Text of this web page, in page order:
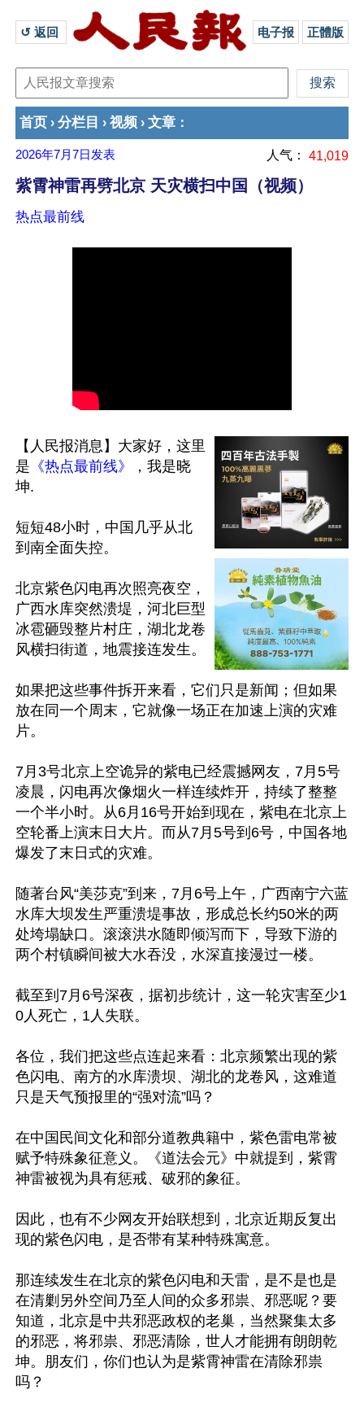
↺ 返回 电子报 正體版
首页 › 分栏目 › 视频 › 文章 ：
2026年7月7日 发表 人气： 41,019
紫霄神雷再劈北京 天灾横扫中国（视频）
热点最前线
【人民报消息】大家好，这里
是 《热点最前线》
，我是晓
坤.
短短48小时，中国几乎从北
到南全面失控。
北京紫色闪电再次照亮夜空，
广西水库突然溃堤，河北巨型
冰雹砸毁整片村庄，湖北龙卷
风横扫街道，地震接连发生。
如果把这些事件拆开来看，它们只是新闻；但如果
放在同一个周末，它就像一场正在加速上演的灾难
片。
7月3号北京上空诡异的紫电已经震撼网友，7月5号
凌晨，闪电再次像烟火一样连续炸开，持续了整整
一个半小时。从6月16号开始到现在，紫电在北京上
空轮番上演末日大片。而从7月5号到6号，中国各地
爆发了末日式的灾难。
随著台风“美莎克”到来，7月6号上午，广西南宁六蓝
水库大坝发生严重溃堤事故，形成总长约50米的两
处垮塌缺口。滚滚洪水随即倾泻而下，导致下游的
两个村镇瞬间被大水吞没，水深直接漫过一楼。
截至到7月6号深夜，据初步统计，这一轮灾害至少1
0人死亡，1人失联。
各位，我们把这些点连起来看：北京频繁出现的紫
色闪电、南方的水库溃坝、湖北的龙卷风，这难道
只是天气预报里的“强对流”吗？
在中国民间文化和部分道教典籍中，紫色雷电常被
赋予特殊象征意义。《道法会元》中就提到，紫霄
神雷被视为具有惩戒、破邪的象征。
因此，也有不少网友开始联想到，北京近期反复出
现的紫色闪电，是否带有某种特殊寓意。
那连续发生在北京的紫色闪电和天雷，是不是也是
在清剿另外空间乃至人间的众多邪祟、邪恶呢？要
知道，北京是中共邪恶政权的老巢，当然聚集太多
的邪恶，将邪祟、邪恶清除，世人才能拥有朗朗乾
坤。朋友们，你们也认为是紫霄神雷在清除邪祟
吗？